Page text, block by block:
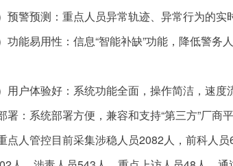
警预测：重点人员异常轨迹、异常行为的实
能易用性：信息“智能补缺”功能，降低警务
户体验好：系统功能全面，操作简洁，速度流
：系统部署方便，兼容和支持“第三方”厂商平
人管控目前采集涉稳人员2082人，前科人员